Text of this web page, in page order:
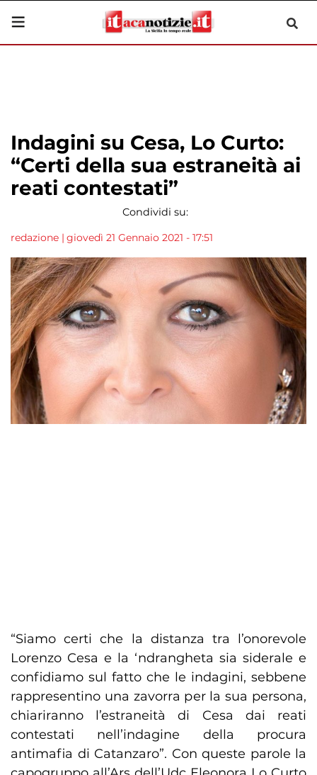
Indagini su Cesa, Lo Curto:
“Certi della sua estraneità ai
reati contestati”
Condividi su:
redazione | giovedì 21 Gennaio 2021 - 17:51
“Siamo certi che la distanza tra l’onorevole
Lorenzo Cesa e la ‘ndrangheta sia siderale e
confidiamo sul fatto che le indagini, sebbene
rappresentino una zavorra per la sua persona,
chiariranno l’estraneità di Cesa dai reati
contestati nell’indagine della procura
antimafia di Catanzaro”. Con queste parole la